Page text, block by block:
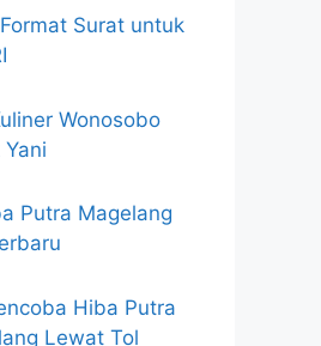
Surat untuk
Wonosobo
Putra Magelang
Hiba Putra
Lewat Tol